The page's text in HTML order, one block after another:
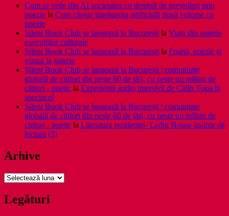
Cum se vede din AI societatea cu demisii de președinți prin
poezie la Cum citește inteligența artificială două volume cu
poezie
Silent Book Club se lansează la București la Viaţa din spatele
execuţiilor culturale
Silent Book Club se lansează la București la Foarţă, poezie şi
vizual la galerie
Silent Book Club se lansează la București | comunitate
globală de cititori din peste 60 de țări, cu peste un milion de
cititori - poetic la Experiență audio imersivă de Călin Țopa în
spectacol
Silent Book Club se lansează la București | comunitate
globală de cititori din peste 60 de țări, cu peste un milion de
cititori - poetic la Literatura rezidenţei- Ledig House inainte de
lectura (3)
Arhive
Arhive
Legături